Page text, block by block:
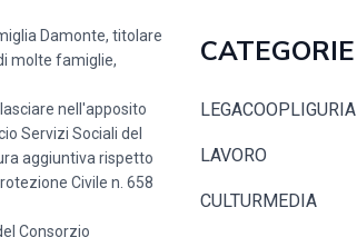
Damonte, titolare
molte famiglie,
nell'apposito
Servizi Sociali del
aggiuntiva rispetto
Civile n. 658
Consorzio
CATEGORIE
LEGACOOPLIGURIA
LAVORO
CULTURMEDIA